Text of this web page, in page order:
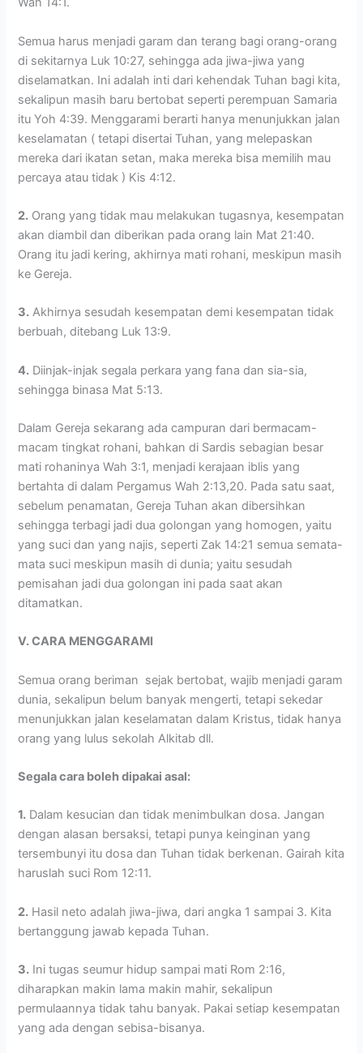
Semua harus menjadi garam dan terang bagi orang-orang
di sekitarnya Luk 10:27, sehingga ada jiwa-jiwa yang
diselamatkan. Ini adalah inti dari kehendak Tuhan bagi kita,
sekalipun masih baru bertobat seperti perempuan Samaria
itu Yoh 4:39. Menggarami berarti hanya menunjukkan jalan
keselamatan ( tetapi disertai Tuhan, yang melepaskan
mereka dari ikatan setan, maka mereka bisa memilih mau
percaya atau tidak ) Kis 4:12.
2. Orang yang tidak mau melakukan tugasnya, kesempatan
akan diambil dan diberikan pada orang lain Mat 21:40.
Orang itu jadi kering, akhirnya mati rohani, meskipun masih
ke Gereja.
3. Akhirnya sesudah kesempatan demi kesempatan tidak
berbuah, ditebang Luk 13:9.
4. Diinjak-injak segala perkara yang fana dan sia-sia,
sehingga binasa Mat 5:13.
Dalam Gereja sekarang ada campuran dari bermacam-
macam tingkat rohani, bahkan di Sardis sebagian besar
mati rohaninya Wah 3:1, menjadi kerajaan iblis yang
bertahta di dalam Pergamus Wah 2:13,20. Pada satu saat,
sebelum penamatan, Gereja Tuhan akan dibersihkan
sehingga terbagi jadi dua golongan yang homogen, yaitu
yang suci dan yang najis, seperti Zak 14:21 semua semata-
mata suci meskipun masih di dunia; yaitu sesudah
pemisahan jadi dua golongan ini pada saat akan
ditamatkan.
V. CARA MENGGARAMI
Semua orang beriman sejak bertobat, wajib menjadi garam
dunia, sekalipun belum banyak mengerti, tetapi sekedar
menunjukkan jalan keselamatan dalam Kristus, tidak hanya
orang yang lulus sekolah Alkitab dll.
Segala cara boleh dipakai asal:
1. Dalam kesucian dan tidak menimbulkan dosa. Jangan
dengan alasan bersaksi, tetapi punya keinginan yang
tersembunyi itu dosa dan Tuhan tidak berkenan. Gairah kita
haruslah suci Rom 12:11.
2. Hasil neto adalah jiwa-jiwa, dari angka 1 sampai 3. Kita
bertanggung jawab kepada Tuhan.
3. Ini tugas seumur hidup sampai mati Rom 2:16,
diharapkan makin lama makin mahir, sekalipun
permulaannya tidak tahu banyak. Pakai setiap kesempatan
yang ada dengan sebisa-bisanya.